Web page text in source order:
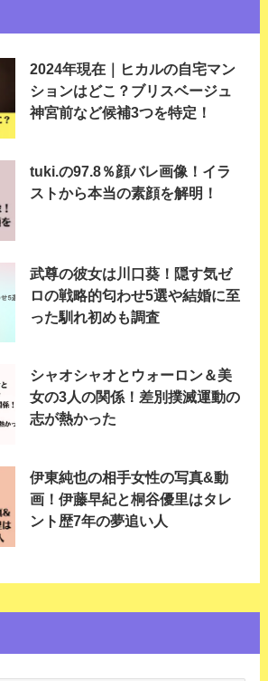
2024年現在｜ヒカルの自宅マン
ションはどこ？ブリスベージュ
神宮前など候補3つを特定！
tuki.の97.8％顔バレ画像！イラ
ストから本当の素顔を解明！
武尊の彼女は川口葵！隠す気ゼ
ロの戦略的匂わせ5選や結婚に至
った馴れ初めも調査
シャオシャオとウォーロン＆美
女の3人の関係！差別撲滅運動の
志が熱かった
伊東純也の相手女性の写真&動
画！伊藤早紀と桐谷優里はタレ
ント歴7年の夢追い人